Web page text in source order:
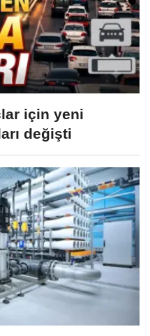
için yeni
değişti